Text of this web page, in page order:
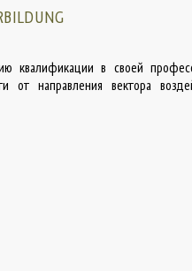
квалификации в своей
от направления вектора